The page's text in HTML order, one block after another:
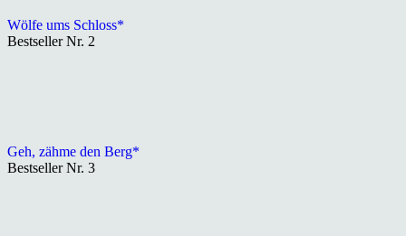
Wölfe ums Schloss*
Bestseller Nr. 2
Geh, zähme den Berg*
Bestseller Nr. 3